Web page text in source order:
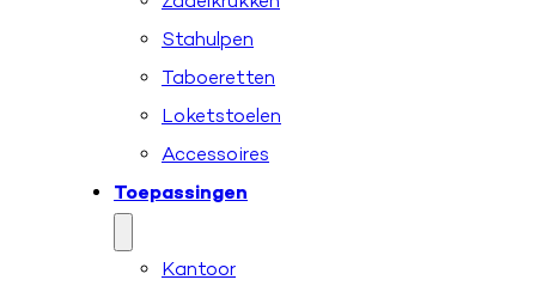
Stahulpen
Taboeretten
Loketstoelen
Accessoires
Toepassingen
Kantoor